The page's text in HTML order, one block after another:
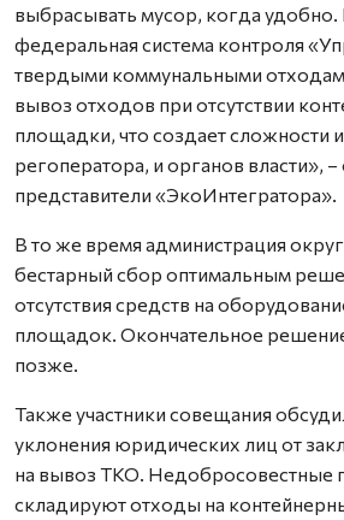
выбрасывать мусор, когда удобно.
федеральная система контроля
твердыми коммунальными
вывоз отходов при отсутствии
площадки, что создает сложности
регоператора, и органов власти», –
представители «ЭкоИнтегратора».
В то же время администрация
бестарный сбор оптимальным
отсутствия средств на
площадок. Окончательное
позже.
Также участники совещания
уклонения юридических лиц от
на вывоз ТКО. Недобросовестные
складируют отходы на